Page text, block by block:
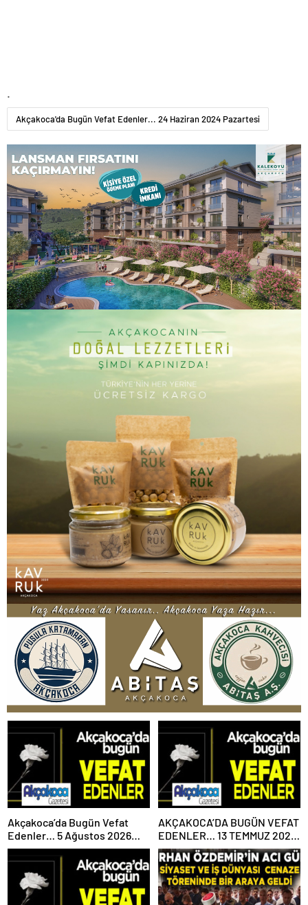
Akçakoca'da Bugün Vefat Edenler... 24 Haziran 2024 Pazartesi
Akçakoca’da Bugün Vefat
Edenler… 5 Ağustos 2026
Çarşamba
AKÇAKOCA’DA BUGÜN VEFAT
EDENLER… 13 TEMMUZ 2026
PAZARTESİ